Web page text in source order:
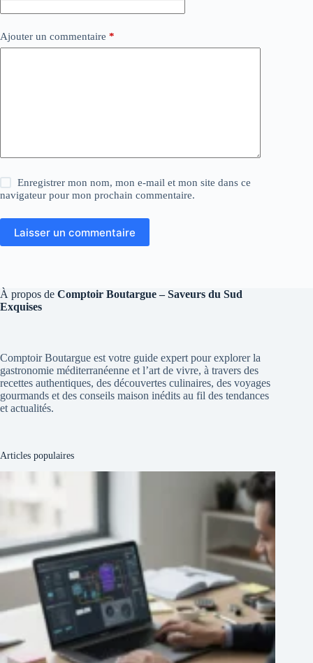
Ajouter un commentaire *
Enregistrer mon nom, mon e-mail et mon site dans ce
navigateur pour mon prochain commentaire.
Laisser un commentaire
À propos de Comptoir Boutargue – Saveurs du Sud
Exquises
Comptoir Boutargue est votre guide expert pour explorer la
gastronomie méditerranéenne et l’art de vivre, à travers des
recettes authentiques, des découvertes culinaires, des voyages
gourmands et des conseils maison inédits au fil des tendances
et actualités.
Articles populaires